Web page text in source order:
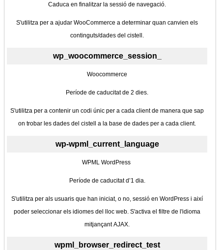
Caduca en finalitzar la sessió de navegació.
S'utilitza per a ajudar WooCommerce a determinar quan canvien els
continguts/dades del cistell.
wp_woocommerce_session_
Woocommerce
Període de caducitat de 2 dies.
S'utilitza per a contenir un codi únic per a cada client de manera que sap
on trobar les dades del cistell a la base de dades per a cada client.
wp-wpml_current_language
WPML WordPress
Període de caducitat d’1 dia.
S'utilitza per als usuaris que han iniciat, o no, sessió en WordPress i així
poder seleccionar els idiomes del lloc web. S'activa el filtre de l'idioma
mitjançant AJAX.
wpml_browser_redirect_test